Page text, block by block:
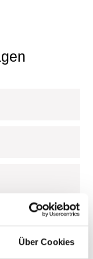
Über Cookies